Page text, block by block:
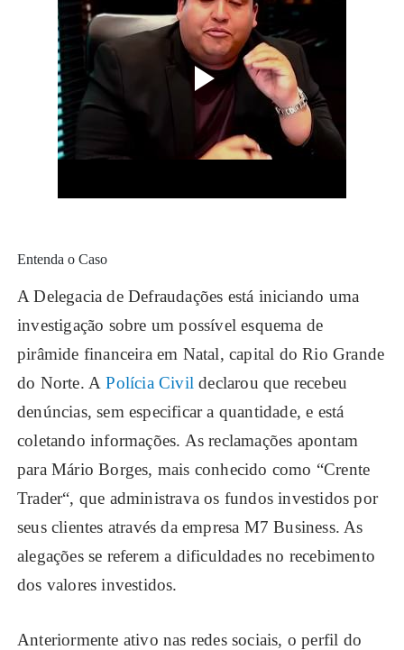
Entenda o Caso
A Delegacia de Defraudações está iniciando uma
investigação sobre um possível esquema de
pirâmide financeira em Natal, capital do Rio Grande
do Norte. APolícia Civil declarou que recebeu
denúncias, sem especificar a quantidade, e está
coletando informações. As reclamações apontam
para Mário Borges, mais conhecido como “Crente
Trader“, que administrava os fundos investidos por
seus clientes através da empresa M7 Business. As
alegações se referem a dificuldades no recebimento
dos valores investidos.
Anteriormente ativo nas redes sociais, o perfil do